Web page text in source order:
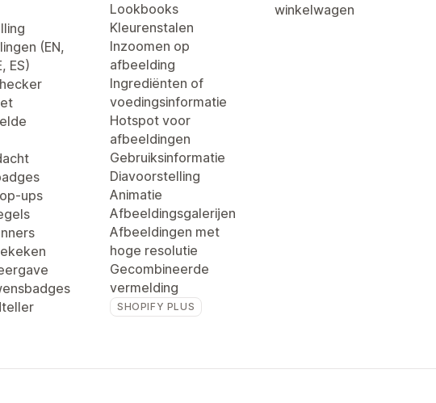
(EN,
ES)
ups
Lookbooks
Kleurenstalen
Inzoomen op
afbeelding
Ingrediënten of
voedingsinformatie
Hotspot voor
afbeeldingen
Gebruiksinformatie
Diavoorstelling
Animatie
Afbeeldingsgalerijen
Afbeeldingen met
hoge resolutie
Gecombineerde
vermelding
SHOPIFY PLUS
winkelwagen